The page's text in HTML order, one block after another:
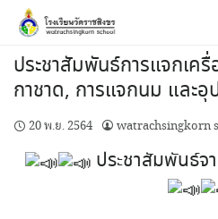
Skip
content
ประชาสัมพันธ์การแจกเค
กาชาด, การแจกนม และ
20 พ.ย. 2564 watrachsingkorn
ประชาสัมพันธ์จ